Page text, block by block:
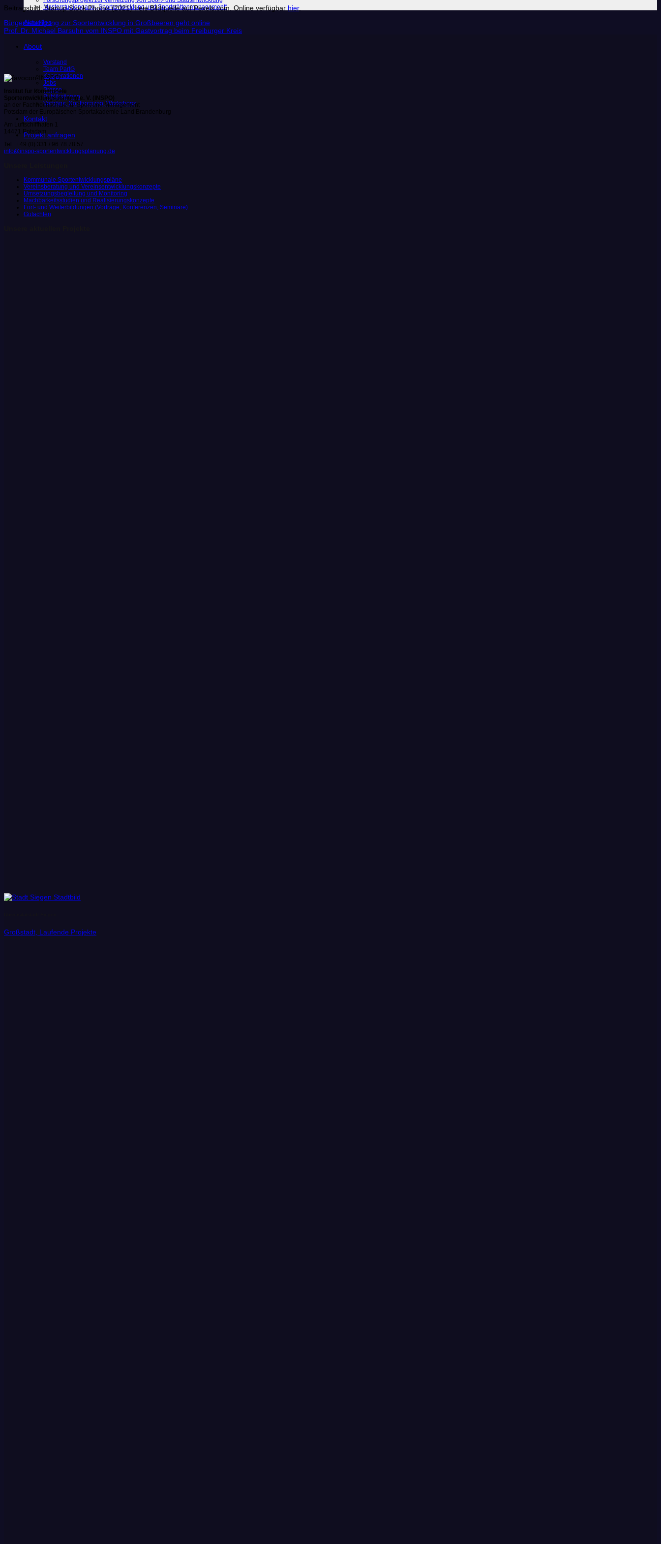
Masterstudiengang „Sportentwicklung und Sportstättenmanagement“
Aktuelles
About
Vorstand
Team PartG
Kooperationen
Jobs
Presse
Publikationen
Vorträge, Konferenzen, Workshops
Kontakt
Projekt anfragen
Beitragsbild: Startup Stock Photos (2021) freie Bildquelle auf Pexels.com. Online verfügbar hier.
Bürgerbeteiligung zur Sportentwicklung in Großbeeren geht online
Prof. Dr. Michael Barsuhn vom INSPO mit Gastvortrag beim Freiburger Kreis
Institut für kommunale
Sportentwicklungsplanung e. V. (INSPO)
an der Fachhochschule für Sport und Management
Potsdam der Europäischen Sportakademie Land Brandenburg
Am Luftschiffhafen 1
14471 Potsdam
Tel.: +49 (0) 331 / 96 78 78 57
info@inspo-sportentwicklungsplanung.de
Kommunale Sportentwicklungspläne
Vereinsberatung und Vereinsentwicklungskonzepte
Umsetzungsbegleitung und Monitoring
Machbarkeitsstudien und Realisierungskonzepte
Fort- und Weiterbildungen (Vorträge, Konferenzen, Seminare)
Gutachten
Großstadt, Laufende Projekte